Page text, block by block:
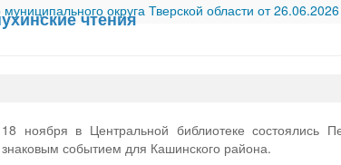
округа Тверской области от
чтения
18 ноября в Центральной библиотеке состоялись
знаковым событием для Кашинского района.